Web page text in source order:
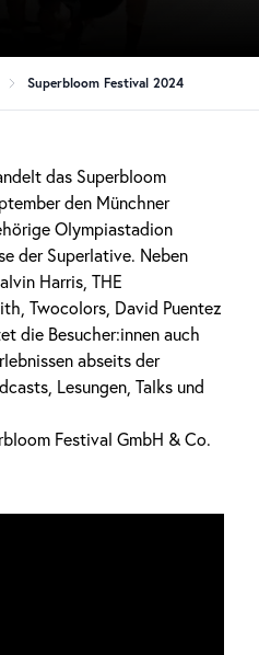
Superbloom Festival 2024
das Superbloom
den Münchner
Olympiastadion
der Superlative. Neben
Harris, THE
Twocolors, David Puentez
die Besucher:innen auch
abseits der
Lesungen, Talks und
Festival GmbH & Co.